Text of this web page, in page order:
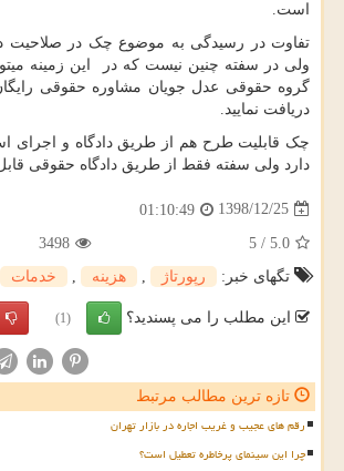
است.
تفاوت در رسیدگی به موضوع چک در صلاحیت
ولی در سفته چنین نیست که در این زمینه
گروه حقوقی عدل جویان مشاوره حقوقی
دریافت نمایید.
چک قابلیت طرح هم از طریق دادگاه و اجرای
دارد ولی سفته فقط از طریق دادگاه حقوقی
1398/12/25
01:10:49
5.0
/
5
3498
تگهای خبر:
رپورتاژ , هزینه , خدمات
این مطلب را می پسندید؟ (1)
تازه ترین مطالب مرتبط
رقم های عجیب و غریب اجاره در بازار تهران
چرا این سینمای پرخاطره تعطیل است؟